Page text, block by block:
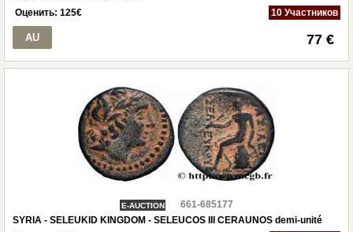
Оценить: 125€ 10 Участников
AU 77 €
E-AUCTION
661-685177
SYRIA - SELEUKID KINGDOM - SELEUCOS III CERAUNOS demi-unité